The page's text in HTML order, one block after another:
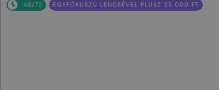
48/72 EGYFÓKUSZÚ LENCSÉVEL PLUSZ 25 000 FT